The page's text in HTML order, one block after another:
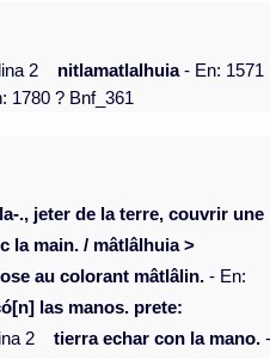
2 nitlamatlalhuia- En: 1571
1780 ? Bnf_361
., jeter de la terre, couvrir une
la main. / mâtlâlhuia >
au colorant mâtlâlin. - En:
las manos. prete:
2 tierra echar con la mano.